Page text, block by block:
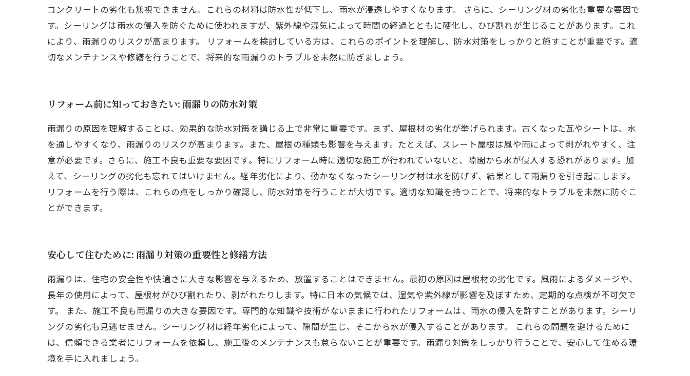
コンクリートの劣化も無視できません。これらの材料は防水性が低下し、雨水が浸透しやすくなります。 さらに、シーリング材の劣化も重要な要因で
す。シーリングは雨水の侵入を防ぐために使われますが、紫外線や湿気によって時間の経過とともに硬化し、ひび割れが生じることがあります。これ
により、雨漏りのリスクが高まります。 リフォームを検討している方は、これらのポイントを理解し、防水対策をしっかりと施すことが重要です。適
切なメンテナンスや修繕を行うことで、将来的な雨漏りのトラブルを未然に防ぎましょう。
リフォーム前に知っておきたい: 雨漏りの防水対策
雨漏りの原因を理解することは、効果的な防水対策を講じる上で非常に重要です。まず、屋根材の劣化が挙げられます。古くなった瓦やシートは、水
を通しやすくなり、雨漏りのリスクが高まります。また、屋根の種類も影響を与えます。たとえば、スレート屋根は風や雨によって剥がれやすく、注
意が必要です。さらに、施工不良も重要な要因です。特にリフォーム時に適切な施工が行われていないと、隙間から水が侵入する恐れがあります。加
えて、シーリングの劣化も忘れてはいけません。経年劣化により、動かなくなったシーリング材は水を防げず、結果として雨漏りを引き起こします。
リフォームを行う際は、これらの点をしっかり確認し、防水対策を行うことが大切です。適切な知識を持つことで、将来的なトラブルを未然に防ぐこ
とができます。
安心して住むために: 雨漏り対策の重要性と修繕方法
雨漏りは、住宅の安全性や快適さに大きな影響を与えるため、放置することはできません。最初の原因は屋根材の劣化です。風雨によるダメージや、
長年の使用によって、屋根材がひび割れたり、剥がれたりします。特に日本の気候では、湿気や紫外線が影響を及ぼすため、定期的な点検が不可欠で
す。 また、施工不良も雨漏りの大きな要因です。専門的な知識や技術がないままに行われたリフォームは、雨水の侵入を許すことがあります。シーリ
ングの劣化も見逃せません。シーリング材は経年劣化によって、隙間が生じ、そこから水が侵入することがあります。 これらの問題を避けるために
は、信頼できる業者にリフォームを依頼し、施工後のメンテナンスも怠らないことが重要です。雨漏り対策をしっかり行うことで、安心して住める環
境を手に入れましょう。